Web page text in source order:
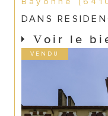
DANS
Voir le
VENDU